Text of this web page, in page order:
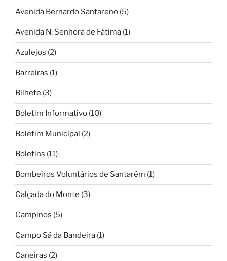
Avenida Bernardo Santareno (5)
Avenida N. Senhora de Fátima (1)
Azulejos (2)
Barreiras (1)
Bilhete (3)
Boletim Informativo (10)
Boletim Municipal (2)
Boletins (11)
Bombeiros Voluntários de Santarém (1)
Calçada do Monte (3)
Campinos (5)
Campo Sá da Bandeira (1)
Caneiras (2)